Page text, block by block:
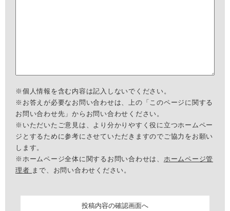
※個人情報を含む内容は記入しないでください。
※お答えが必要なお問い合わせは、上の「このページに関する
お問い合わせ先」からお問い合わせください。
※いただいたご意見は、より分かりやすく役に立つホームペー
ジとするために参考にさせていただきますのでご協力をお願い
します。
※ホームページ全体に関するお問い合わせは、 ホームページ管
理者 まで、お問い合わせください。